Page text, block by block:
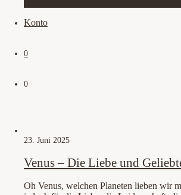
Konto
0
0
23. Juni 2025
Venus – Die Liebe und
Oh Venus, welchen Planeten lieben wir